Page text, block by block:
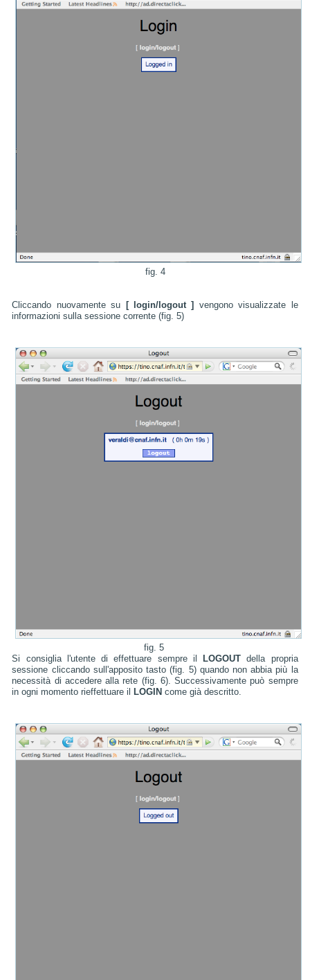
fig. 4
Cliccando nuovamente su [ login/logout ]
vengono visualizzate le
informazioni sulla sessione corrente (fig. 5)
fig. 5
Si consiglia l'utente di effettuare sempre il
LOGOUT della propria
sessione cliccando sull'apposito tasto (fig. 5) quando non abbia più la
necessità di accedere alla rete (fig. 6). Successivamente può sempre
in ogni momento rieffettuare il
LOGIN come già descritto.